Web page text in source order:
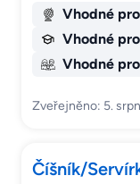
Vhodné
Vhodné
Vhodné
Zveřejněno: 5.
Číšník/